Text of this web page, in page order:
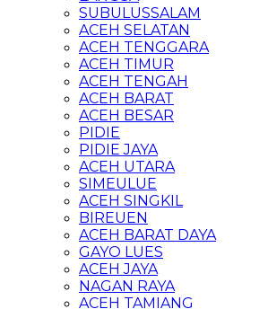
SUBULUSSALAM
ACEH SELATAN
ACEH TENGGARA
ACEH TIMUR
ACEH TENGAH
ACEH BARAT
ACEH BESAR
PIDIE
PIDIE JAYA
ACEH UTARA
SIMEULUE
ACEH SINGKIL
BIREUEN
ACEH BARAT DAYA
GAYO LUES
ACEH JAYA
NAGAN RAYA
ACEH TAMIANG